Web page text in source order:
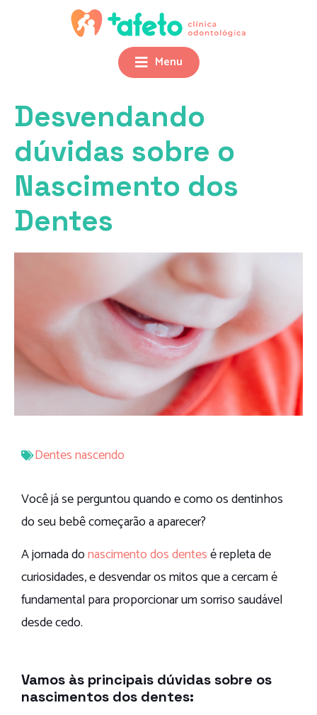
Menu
Desvendando
dúvidas sobre o
Nascimento dos
Dentes
Dentes nascendo
Você já se perguntou quando e como os dentinhos
do seu bebê começarão a aparecer?
A jornada donascimento dos dentesé repleta de
curiosidades, e desvendar os mitos que a cercam é
fundamental para proporcionar um sorriso saudável
desde cedo.
Vamos às principais dúvidas sobre os
nascimentos dos dentes: